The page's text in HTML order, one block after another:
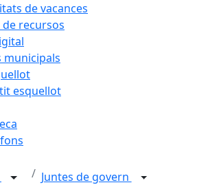
de vacances
de recursos
municipals
esquellot
Juntes de govern